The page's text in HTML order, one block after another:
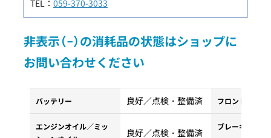
TEL： 059-370-3033
非表示（−）の消耗品の状態はショップに
お問い合わせください
バッテリー 良好／点検・整備済 フロントタイヤ
エンジンオイル／ミッ
良好／点検・整備済
ブレーキパッド